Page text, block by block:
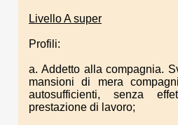
Livello A super
Profili:
a. Addetto alla compagnia.
mansioni di mera
autosufficienti, senza
prestazione di lavoro;